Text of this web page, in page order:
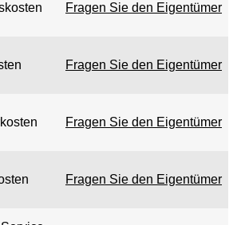
Fragen Sie den Eigentümer
Fragen Sie den Eigentümer
Fragen Sie den Eigentümer
Fragen Sie den Eigentümer